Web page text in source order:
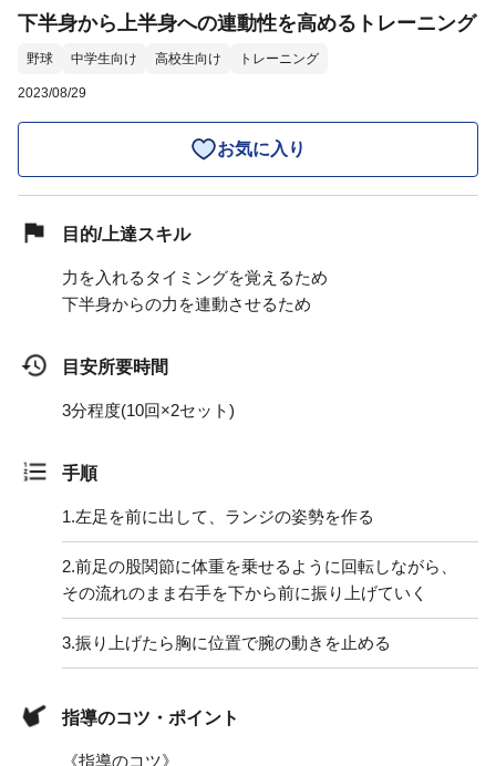
下半身から上半身への連動性を高めるトレーニング
野球 中学生向け 高校生向け トレーニング
2023/08/29
お気に入り
目的/上達スキル
力を入れるタイミングを覚えるため
下半身からの力を連動させるため
目安所要時間
3分程度(10回×2セット)
手順
1.左足を前に出して、ランジの姿勢を作る
2.前足の股関節に体重を乗せるように回転しながら、
その流れのまま右手を下から前に振り上げていく
3.振り上げたら胸に位置で腕の動きを止める
指導のコツ・ポイント
《指導のコツ》